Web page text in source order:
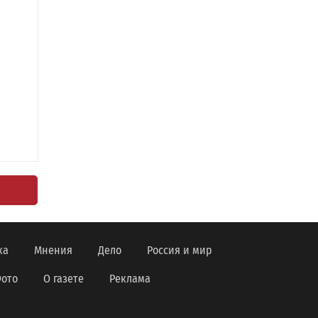
Мнения Дело Россия и мир
О газете Реклама